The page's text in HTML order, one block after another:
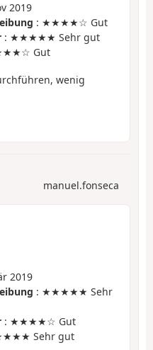
2019
: ★★★★☆ Gut
: ★★★★★ Sehr gut
Gut
wenig
manuel.fonseca
2019
: ★★★★★ Sehr
: ★★★★☆ Gut
Sehr gut